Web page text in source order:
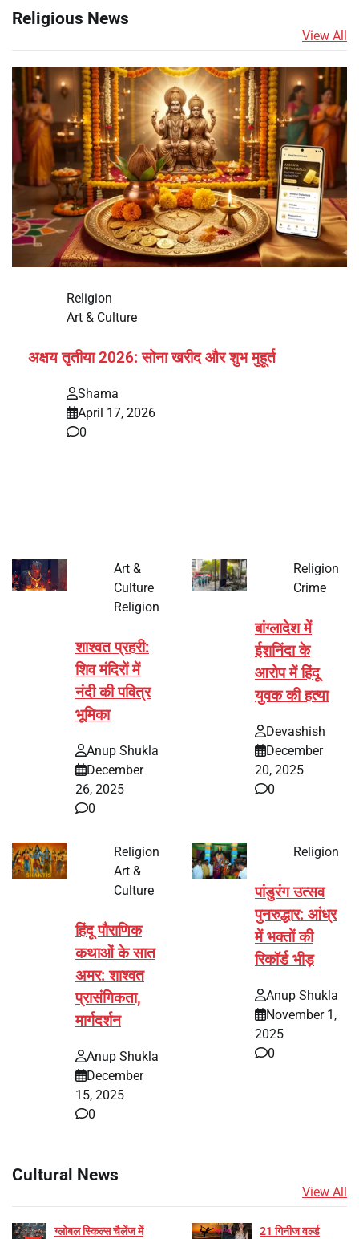
Religious News
View All
Religion
Art & Culture
अक्षय तृतीया 2026: सोना खरीद और शुभ मुहूर्त
Shama
April 17, 2026
0
Art &
Culture
Religion
शाश्वत प्रहरी:
शिव मंदिरों में
नंदी की पवित्र
भूमिका
Anup Shukla
December
26, 2025
0
Religion
Crime
बांग्लादेश में
ईशनिंदा के
आरोप में हिंदू
युवक की हत्या
Devashish
December
20, 2025
0
Religion
Art &
Culture
हिंदू पौराणिक
कथाओं के सात
अमर: शाश्वत
प्रासंगिकता,
मार्गदर्शन
Anup Shukla
December
15, 2025
0
Religion
पांडुरंग उत्सव
पुनरुद्धार: आंध्र
में भक्तों की
रिकॉर्ड भीड़
Anup Shukla
November 1,
2025
0
Cultural News
View All
ग्लोबल स्किल्स चैलेंज में
21 गिनीज वर्ल्ड